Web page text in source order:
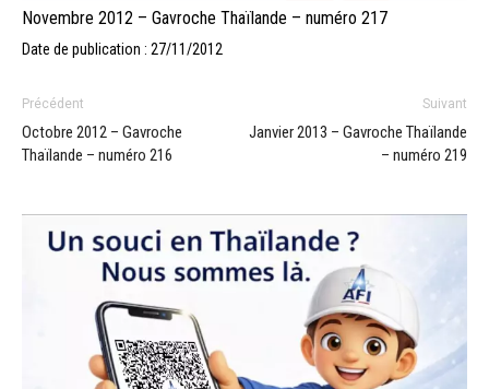
Novembre 2012 – Gavroche Thaïlande – numéro 217
Date de publication : 27/11/2012
Précédent
Octobre 2012 – Gavroche
Thaïlande – numéro 216
Suivant
Janvier 2013 – Gavroche Thaïlande
– numéro 219